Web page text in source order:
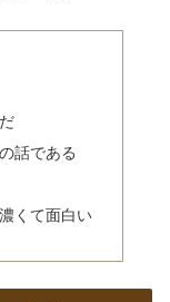
話である
くて面白い